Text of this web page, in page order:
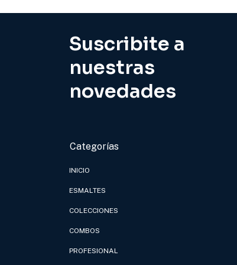
Suscribite a
nuestras
novedades
Categorías
INICIO
ESMALTES
COLECCIONES
COMBOS
PROFESIONAL